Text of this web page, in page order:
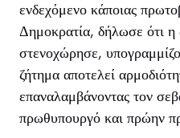
ενδεχόμενο κάποιας
Δημοκρατία, δήλωσε ότι η
στενοχώρησε,
ζήτημα αποτελεί
επαναλαμβάνοντας τον
πρωθυπουργό και πρώην